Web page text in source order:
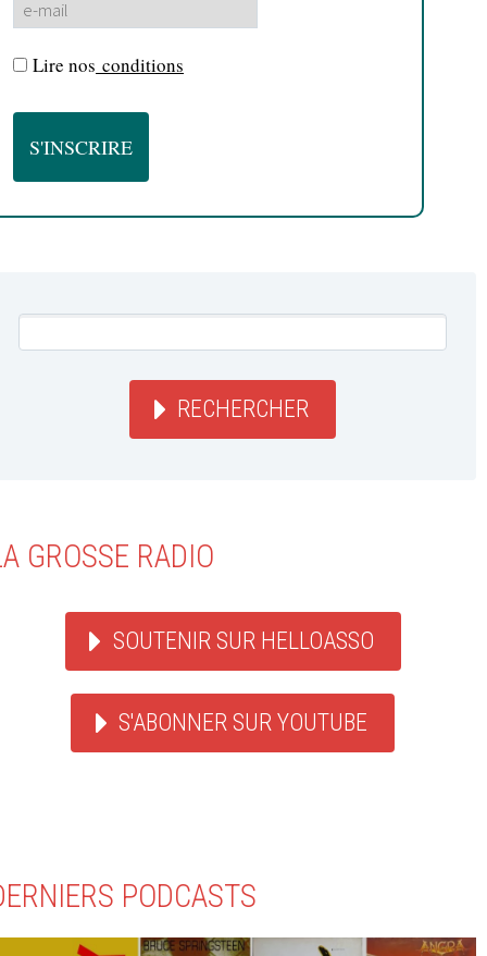
Lire nos conditions
RECHERCHER
GROSSE RADIO
SOUTENIR SUR HELLOASSO
S'ABONNER SUR YOUTUBE
PODCASTS